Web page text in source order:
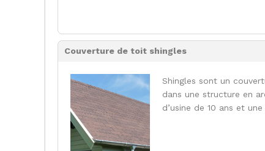
Couverture de toit shingles
Shingles sont un
dans une structure en
d’usine de 10 ans et